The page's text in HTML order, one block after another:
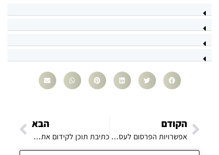
הקודם
אפשרויות הפרסום לעסק שלך
הבא
כתיבת תוכן לקידום אתרי מכירות